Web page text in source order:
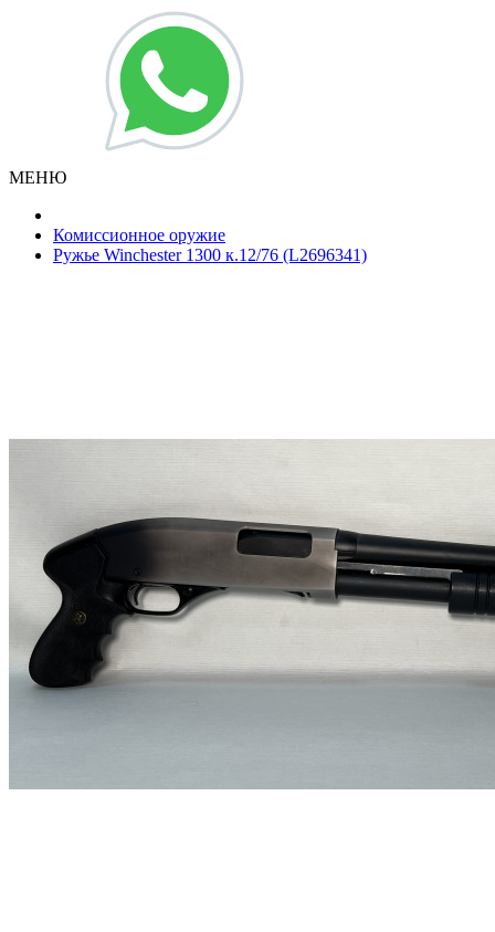
МЕНЮ
Комиссионное оружие
Ружье Winchester 1300 к.12/76 (L2696341)